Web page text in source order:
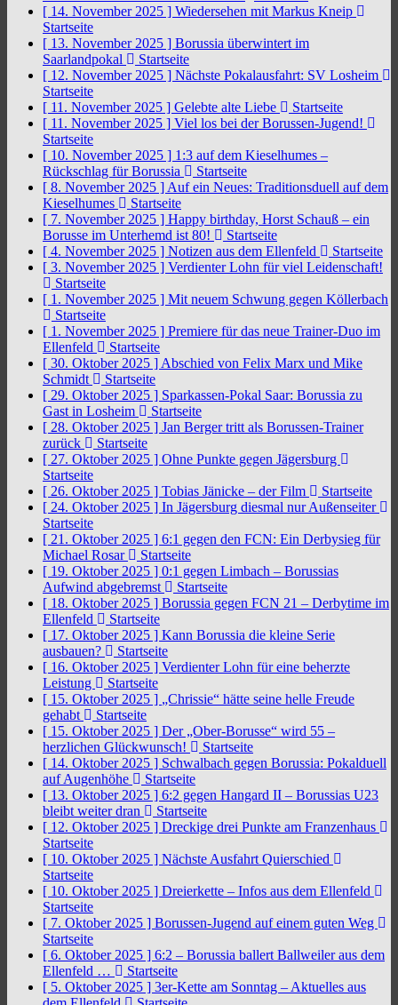
[ 14. November 2025 ] Wiedersehen mit Markus Kneip
Startseite
[ 13. November 2025 ] Borussia überwintert im
Saarlandpokal
Startseite
[ 12. November 2025 ] Nächste Pokalausfahrt: SV Losheim
Startseite
[ 11. November 2025 ] Gelebte alte Liebe
Startseite
[ 11. November 2025 ] Viel los bei der Borussen-Jugend!
Startseite
[ 10. November 2025 ] 1:3 auf dem Kieselhumes –
Rückschlag für Borussia
Startseite
[ 8. November 2025 ] Auf ein Neues: Traditionsduell auf dem
Kieselhumes
Startseite
[ 7. November 2025 ] Happy birthday, Horst Schauß – ein
Borusse im Unterhemd ist 80!
Startseite
[ 4. November 2025 ] Notizen aus dem Ellenfeld
Startseite
[ 3. November 2025 ] Verdienter Lohn für viel Leidenschaft!
Startseite
[ 1. November 2025 ] Mit neuem Schwung gegen Köllerbach
Startseite
[ 1. November 2025 ] Premiere für das neue Trainer-Duo im
Ellenfeld
Startseite
[ 30. Oktober 2025 ] Abschied von Felix Marx und Mike
Schmidt
Startseite
[ 29. Oktober 2025 ] Sparkassen-Pokal Saar: Borussia zu
Gast in Losheim
Startseite
[ 28. Oktober 2025 ] Jan Berger tritt als Borussen-Trainer
zurück
Startseite
[ 27. Oktober 2025 ] Ohne Punkte gegen Jägersburg
Startseite
[ 26. Oktober 2025 ] Tobias Jänicke – der Film
Startseite
[ 24. Oktober 2025 ] In Jägersburg diesmal nur Außenseiter
Startseite
[ 21. Oktober 2025 ] 6:1 gegen den FCN: Ein Derbysieg für
Michael Rosar
Startseite
[ 19. Oktober 2025 ] 0:1 gegen Limbach – Borussias
Aufwind abgebremst
Startseite
[ 18. Oktober 2025 ] Borussia gegen FCN 21 – Derbytime im
Ellenfeld
Startseite
[ 17. Oktober 2025 ] Kann Borussia die kleine Serie
ausbauen?
Startseite
[ 16. Oktober 2025 ] Verdienter Lohn für eine beherzte
Leistung
Startseite
[ 15. Oktober 2025 ] „Chrissie“ hätte seine helle Freude
gehabt
Startseite
[ 15. Oktober 2025 ] Der „Ober-Borusse“ wird 55 –
herzlichen Glückwunsch!
Startseite
[ 14. Oktober 2025 ] Schwalbach gegen Borussia: Pokalduell
auf Augenhöhe
Startseite
[ 13. Oktober 2025 ] 6:2 gegen Hangard II – Borussias U23
bleibt weiter dran
Startseite
[ 12. Oktober 2025 ] Dreckige drei Punkte am Franzenhaus
Startseite
[ 10. Oktober 2025 ] Nächste Ausfahrt Quierschied
Startseite
[ 10. Oktober 2025 ] Dreierkette – Infos aus dem Ellenfeld
Startseite
[ 7. Oktober 2025 ] Borussen-Jugend auf einem guten Weg
Startseite
[ 6. Oktober 2025 ] 6:2 – Borussia ballert Ballweiler aus dem
Ellenfeld …
Startseite
[ 5. Oktober 2025 ] 3er-Kette am Sonntag – Aktuelles aus